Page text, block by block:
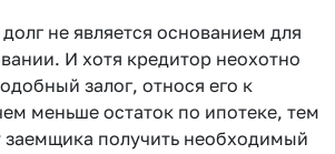
не является основанием для
И хотя кредитор неохотно
залог, относя его к
меньше остаток по ипотеке, тем
получить необходимый